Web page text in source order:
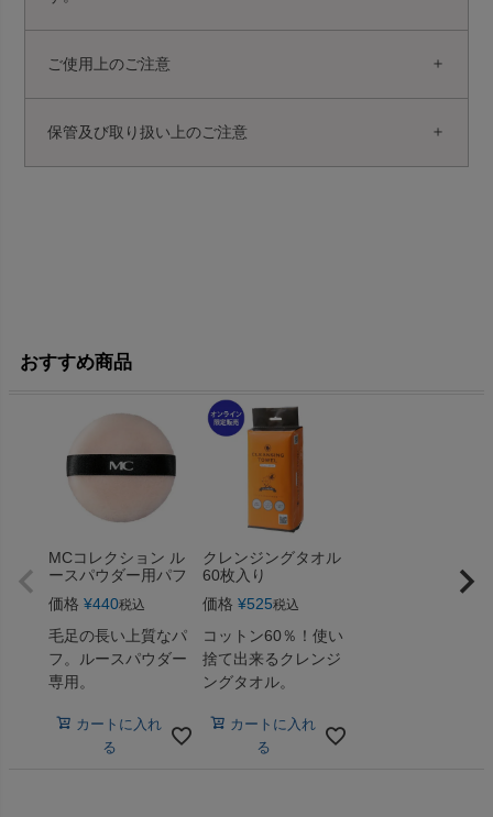
ご使用上のご注意
保管及び取り扱い上のご注意
おすすめ商品
MCコレクション ル
ースパウダー用パフ
価格 ¥440税込
毛足の長い上質なパ
フ。ルースパウダー
専用。
カートに入れ
る
クレンジングタオル
60枚入り
価格 ¥525税込
コットン60％！使い
捨て出来るクレンジ
ングタオル。
カートに入れ
る